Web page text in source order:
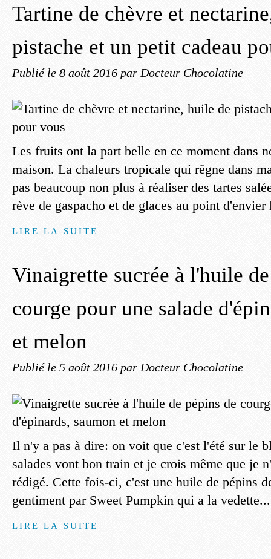
Tartine de chèvre et
pistache et un petit cadeau
Publié le 8 août 2016 par Docteur Chocolatine
Les fruits ont la part belle en ce moment dans
maison. La chaleurs tropicale qui rêgne dans
pas beaucoup non plus à réaliser des tartes
rève de gaspacho et de glaces au point d'envier
LIRE LA SUITE
Vinaigrette sucrée à l'huile
courge pour une salade
et melon
Publié le 5 août 2016 par Docteur Chocolatine
Il n'y a pas à dire: on voit que c'est l'été sur le
salades vont bon train et je crois même que je
rédigé. Cette fois-ci, c'est une huile de pépins
gentiment par Sweet Pumpkin qui a la
LIRE LA SUITE